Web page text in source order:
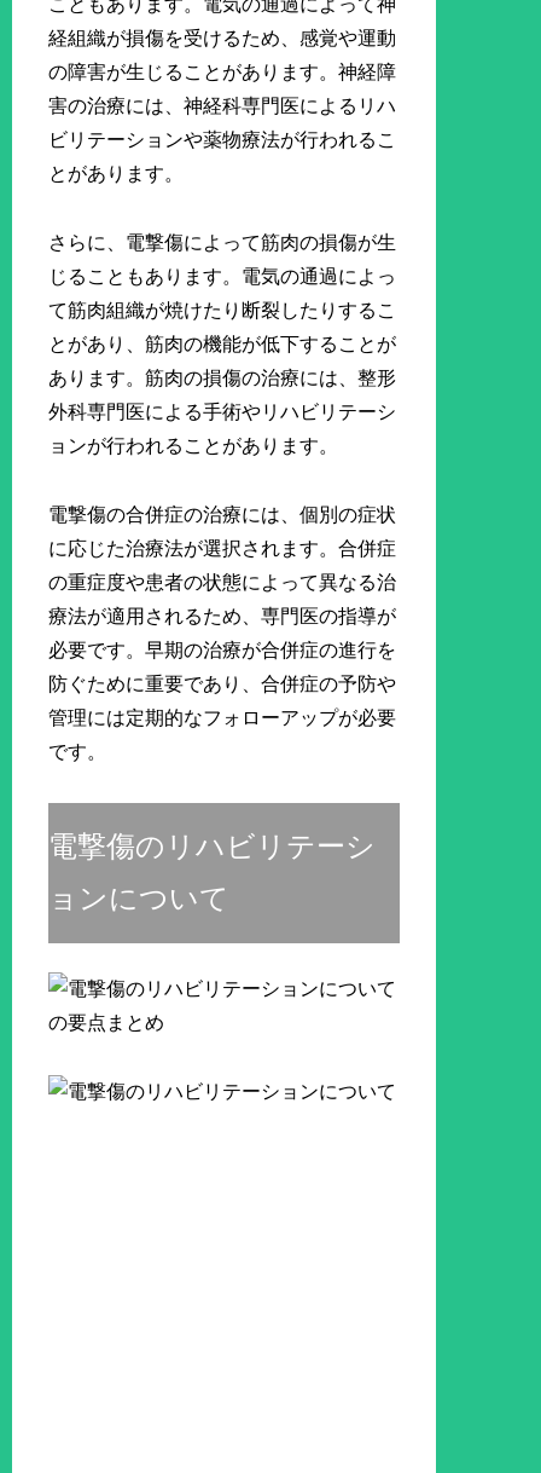
こともあります。電気の通過によって神
経組織が損傷を受けるため、感覚や運動
の障害が生じることがあります。神経障
害の治療には、神経科専門医によるリハ
ビリテーションや薬物療法が行われるこ
とがあります。
さらに、電撃傷によって筋肉の損傷が生
じることもあります。電気の通過によっ
て筋肉組織が焼けたり断裂したりするこ
とがあり、筋肉の機能が低下することが
あります。筋肉の損傷の治療には、整形
外科専門医による手術やリハビリテーシ
ョンが行われることがあります。
電撃傷の合併症の治療には、個別の症状
に応じた治療法が選択されます。合併症
の重症度や患者の状態によって異なる治
療法が適用されるため、専門医の指導が
必要です。早期の治療が合併症の進行を
防ぐために重要であり、合併症の予防や
管理には定期的なフォローアップが必要
です。
電撃傷のリハビリテーシ
ョンについて